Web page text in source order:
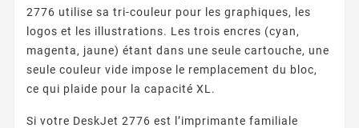
2776 utilise sa tri-couleur pour les graphiques, les
logos et les illustrations. Les trois encres (cyan,
magenta, jaune) étant dans une seule cartouche, une
seule couleur vide impose le remplacement du bloc,
ce qui plaide pour la capacité XL.
Si votre DeskJet 2776 est l’imprimante familiale